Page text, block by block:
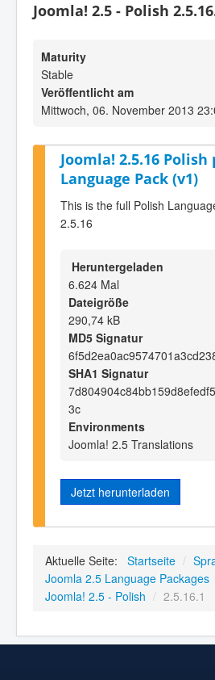
Joomla! 2.5 - Polish
Maturity
Stable
Veröffentlicht am
Mittwoch, 06. November 2013
Joomla! 2.5.16 Polish
Language Pack (v1)
This is the full Polish
2.5.16
Heruntergeladen
6.624 Mal
Dateigröße
290,74 kB
MD5 Signatur
SHA1 Signatur
3c
Environments
Joomla! 2.5 Translations
Jetzt herunterladen
Aktuelle Seite: Startseite /
Joomla 2.5 Language Packages
Joomla! 2.5 - Polish / 2.5.16.1